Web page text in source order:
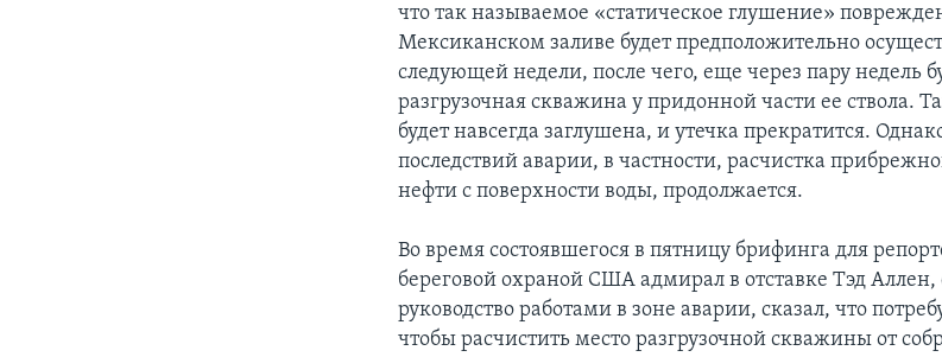
что так называемое «статическое глушение»
Мексиканском заливе будет предположительно
следующей недели, после чего, еще через пару недель
разгрузочная скважина у придонной части ее ствола.
будет навсегда заглушена, и утечка прекратится.
последствий аварии, в частности, расчистка
нефти с поверхности воды, продолжается.
Во время состоявшегося в пятницу брифинга для
береговой охраной США адмирал в отставке Тэд
руководство работами в зоне аварии, сказал, что
чтобы расчистить место разгрузочной скважины от